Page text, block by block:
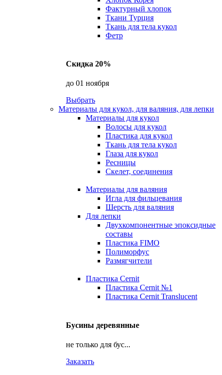
Фактурный хлопок
Ткани Турция
Ткань для тела кукол
Фетр
Скидка 20%
до 01 ноября
Выбрать
Материалы для кукол, для валяния, для лепки
Материалы для кукол
Волосы для кукол
Пластика для кукол
Ткань для тела кукол
Глаза для кукол
Ресницы
Скелет, соединения
Материалы для валяния
Игла для фильцевания
Шерсть для валяния
Для лепки
Двухкомпонентные эпоксидные
составы
Пластика FIMO
Полиморфус
Размягчители
Пластика Cernit
Пластика Cernit №1
Пластика Cernit Translucent
Бусины деревянные
не только для бус...
Заказать